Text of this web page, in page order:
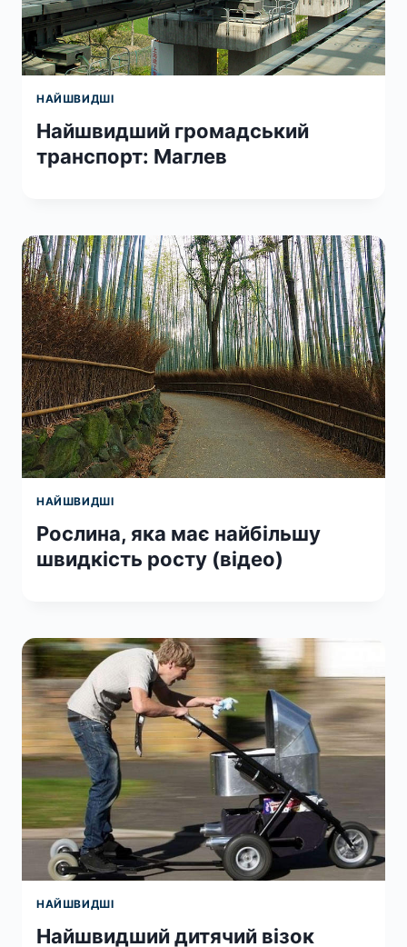
НАЙШВИДШІ
Найшвидший громадський
транспорт: Маглев
НАЙШВИДШІ
Рослина, яка має найбільшу
швидкість росту (відео)
НАЙШВИДШІ
Найшвидший дитячий візок